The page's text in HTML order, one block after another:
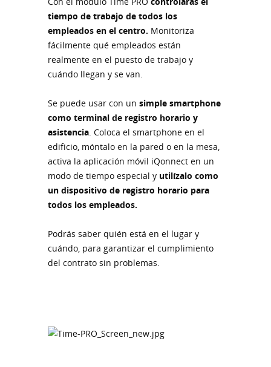
tiempo de trabajo de todos los
empleados en el centro. Monitoriza
fácilmente qué empleados están
realmente en el puesto de trabajo y
cuándo llegan y se van.
Se puede usar con un simple smartphone
como terminal de registro horario y
asistencia. Coloca el smartphone en el
edificio, móntalo en la pared o en la mesa,
activa la aplicación móvil iQonnect en un
modo de tiempo especial y utilízalo como
un dispositivo de registro horario para
todos los empleados.
Podrás saber quién está en el lugar y
cuándo, para garantizar el cumplimiento
del contrato sin problemas.